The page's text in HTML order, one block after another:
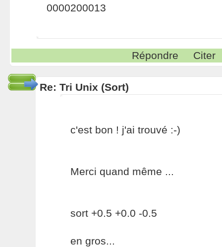
0000200013
Répondre Citer
Re: Tri Unix (Sort)
c'est bon ! j'ai trouvé :-)
Merci quand même ...
sort +0.5 +0.0 -0.5
en gros...